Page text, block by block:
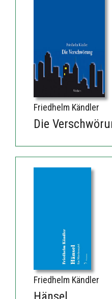
Friedhelm Kändler
Die
Friedhelm Kändler